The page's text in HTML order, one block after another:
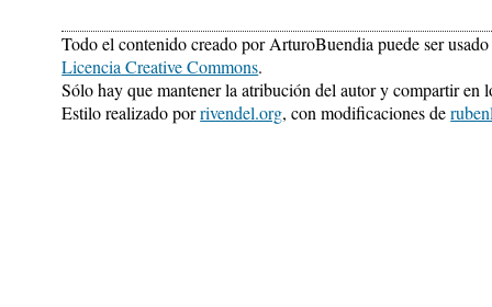
Todo el contenido creado por ArturoBuendia puede ser
Licencia Creative Commons.
Sólo hay que mantener la atribución del autor y compartir en
Estilo realizado porrivendel.org, con modificaciones de